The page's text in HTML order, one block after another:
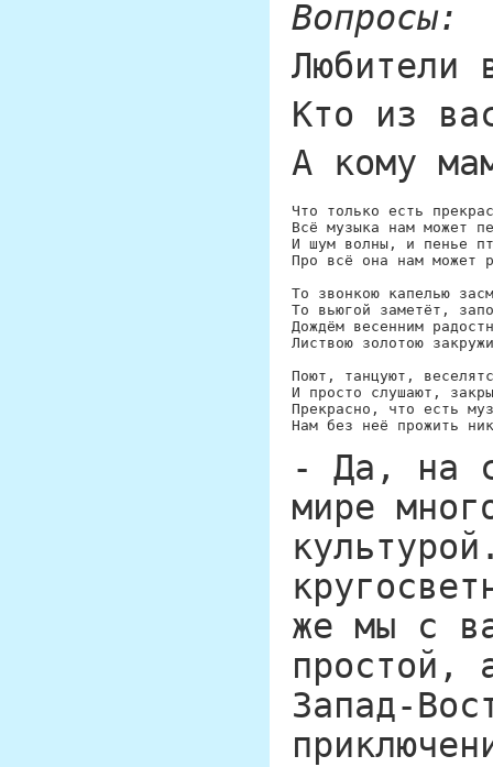
Вопросы:
Любители
Кто из
А кому
Что только есть
Всё музыка нам может
И шум волны, и пенье
Про всё она нам может
То звонкою капелью
То вьюгой заметёт,
Дождём весенним
Листвою золотою
Поют, танцуют,
И просто слушают,
Прекрасно, что есть
- Да, на
мире
же мы с
простой,
Запад-